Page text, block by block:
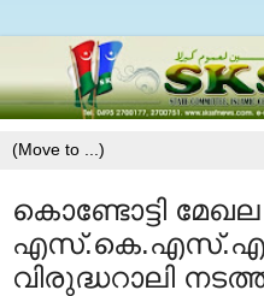
കൊണ്ടോട്ടി മേഖല
വിരുദ്ധറാലി